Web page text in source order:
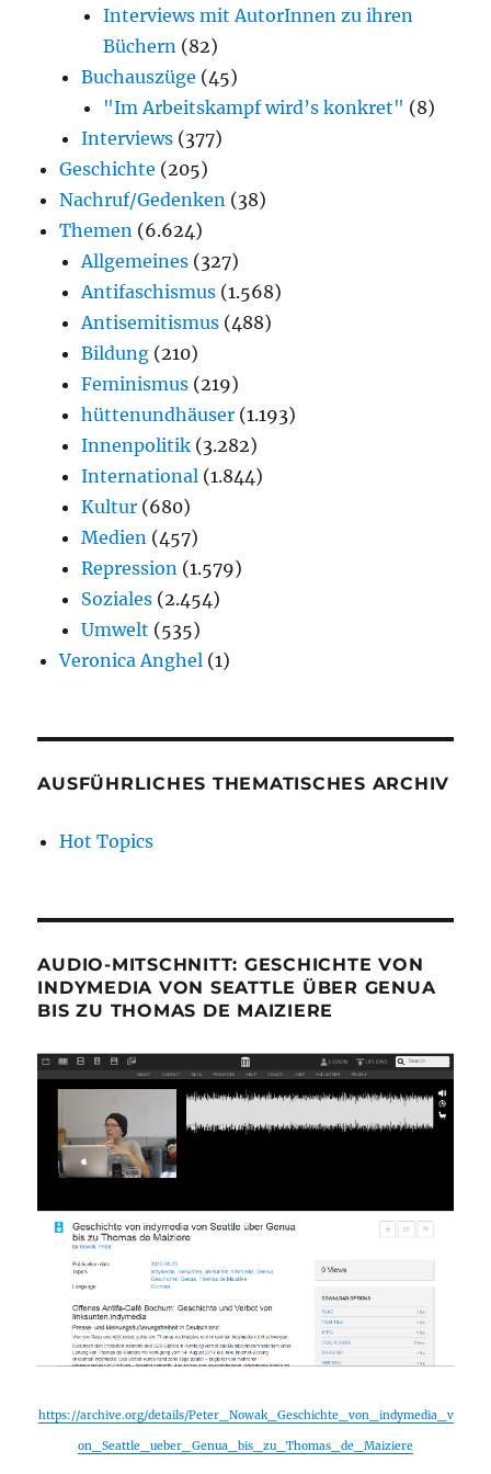
Interviews mit AutorInnen zu ihren
Büchern (82)
Buchauszüge (45)
"Im Arbeitskampf wird’s konkret" (8)
Interviews (377)
Geschichte (205)
Nachruf/Gedenken (38)
Themen (6.624)
Allgemeines (327)
Antifaschismus (1.568)
Antisemitismus (488)
Bildung (210)
Feminismus (219)
hüttenundhäuser (1.193)
Innenpolitik (3.282)
International (1.844)
Kultur (680)
Medien (457)
Repression (1.579)
Soziales (2.454)
Umwelt (535)
Veronica Anghel (1)
AUSFÜHRLICHES THEMATISCHES ARCHIV
Hot Topics
AUDIO-MITSCHNITT: GESCHICHTE VON
INDYMEDIA VON SEATTLE ÜBER GENUA
BIS ZU THOMAS DE MAIZIERE
https://archive.org/details/Peter_Nowak_Geschichte_von_indymedia_v
on_Seattle_ueber_Genua_bis_zu_Thomas_de_Maiziere